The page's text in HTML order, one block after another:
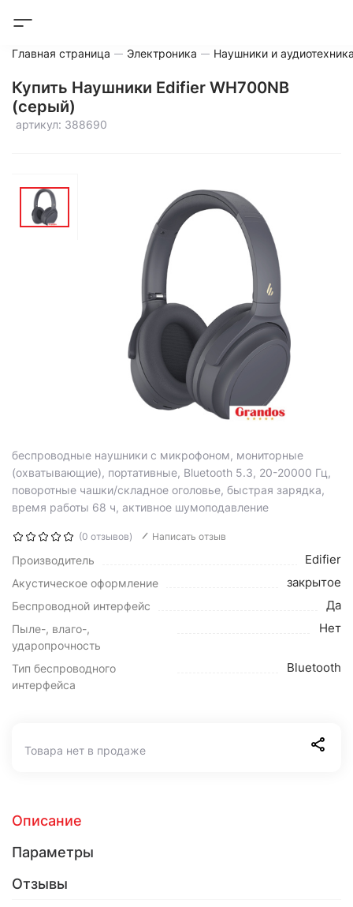
Главная страница Электроника Наушники и
Купить Наушники Edifier WH700NB
(серый)
артикул: 388690
беспроводные наушники с микрофоном, мониторные
(охватывающие), портативные, Bluetooth 5.3, 20-20000 Гц,
поворотные чашки/складное оголовье, быстрая зарядка,
время работы 68 ч, активное шумоподавление
(0 отзывов) Написать отзыв
Производитель Edifier
Акустическое оформление закрытое
Беспроводной интерфейс Да
Пыле-, влаго-,
ударопрочность
Нет
Тип беспроводного
интерфейса
Bluetooth
Товара нет в продаже
Описание
Параметры
Отзывы